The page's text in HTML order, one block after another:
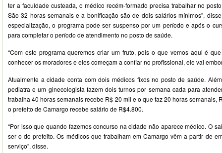
ter a faculdade custeada, o médico recém-formado precisa trabalhar no
São 32 horas semanais e a bonificação são de dois salários mínimos”,
especialização, o programa pode ser suspenso por um período e após o
para completar o período de atendimento no posto de saúde.
“Com este programa queremos criar um fruto, pois o que vemos aqui é
conhecer os moradores e eles começam a confiar no profissional, ele vai
Atualmente a cidade conta com dois médicos fixos no posto de saúde.
pediatra e um ginecologista fazem dois turnos por semana cada para
trabalha 40 horas semanais recebe R$ 20 mil e o que faz 20 horas semanais,
o prefeito de Camargo recebe salário de R$4.800.
“Por isso que quando fazemos concurso na cidade não aparece médico. O
ser o do prefeito. Os médicos que trabalham em Camargo vêm a partir de
serviço”, disse.